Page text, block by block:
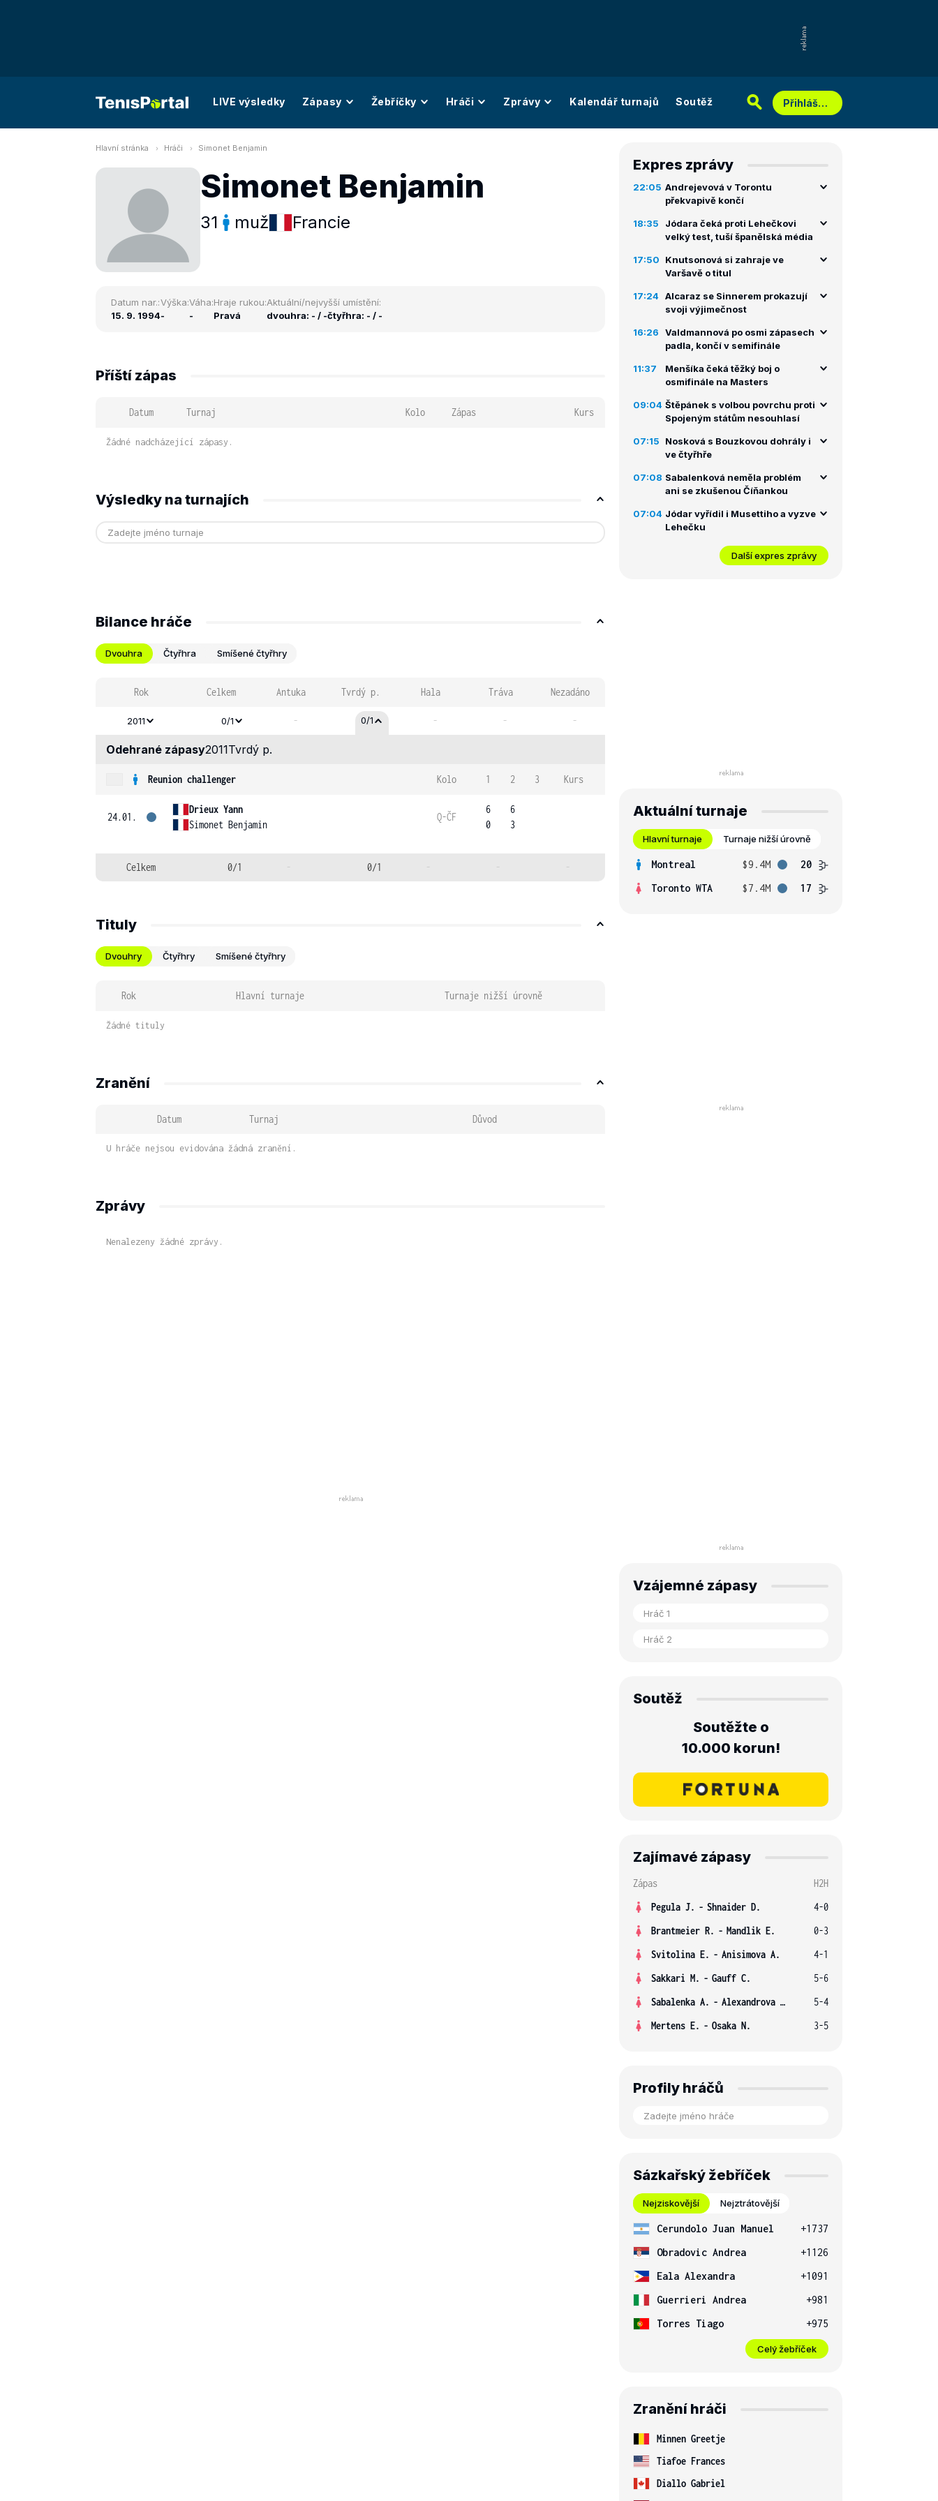
LIVE výsledky Zápasy Žebříčky Hráči Zprávy Kalendář turnajů Soutěž Přihlášení
Hlavní stránka Hráči Simonet Benjamin
Simonet Benjamin
31 muž Francie
Datum nar.:
15. 9. 1994
Výška:
-
Váha:
-
Hraje rukou:
Pravá
Aktuální/nejvyšší umístění:
dvouhra: - / -čtyřhra: - / -
Příští zápas
Datum Turnaj Kolo Zápas Kurs
Žádné nadcházející zápasy.
Výsledky na turnajích
Bilance hráče
Dvouhra Čtyřhra Smíšené čtyřhry
Rok Celkem Antuka Tvrdý p. Hala Tráva Nezadáno
2011 0/1 - 0/1 - - -
Odehrané zápasy2011Tvrdý p.
Reunion challenger Kolo 1 2 3 Kurs
24.01.
Drieux Yann
Simonet Benjamin
Q-ČF
6
0
6
3
Celkem 0/1 - 0/1 - - -
Tituly
Dvouhry Čtyřhry Smíšené čtyřhry
Rok Hlavní turnaje Turnaje nižší úrovně
Žádné tituly
Zranění
Datum Turnaj Důvod
U hráče nejsou evidována žádná zranění.
Zprávy
Nenalezeny žádné zprávy.
Expres zprávy
22:05 Andrejevová v Torontu
překvapivě končí
18:35
Jódara čeká proti Lehečkovi
velký test, tuší španělská média
17:50
Knutsonová si zahraje ve
Varšavě o titul
17:24 Alcaraz se Sinnerem prokazují
svoji výjimečnost
16:26
Valdmannová po osmi zápasech
padla, končí v semifinále
11:37
Menšíka čeká těžký boj o
osmifinále na Masters
09:04 Štěpánek s volbou povrchu proti
Spojeným státům nesouhlasí
07:15
Nosková s Bouzkovou dohrály i
ve čtyřhře
07:08 Sabalenková neměla problém
ani se zkušenou Číňankou
07:04 Jódar vyřídil i Musettiho a vyzve
Lehečku
Další expres zprávy
Aktuální turnaje
Hlavní turnaje Turnaje nižší úrovně
Montreal $9.4M
20
Toronto WTA
$7.4M 17
Vzájemné zápasy
Soutěž
Soutěžte o
10.000 korun!
Zajímavé zápasy
Zápas
H2H
Pegula J. - Shnaider D.
4-0
Brantmeier R. - Mandlik E.
0-3
Svitolina E. - Anisimova A.
4-1
Sakkari M. - Gauff C.
5-6
Sabalenka A. - Alexandrova E.
5-4
Mertens E. - Osaka N. 3-5
Profily hráčů
Sázkařský žebříček
Nejziskovější Nejztrátovější
Cerundolo Juan Manuel
+1737
Obradovic Andrea
+1126
Eala Alexandra
+1091
Guerrieri Andrea
+981
Torres Tiago
+975
Celý žebříček
Zranění hráči
Minnen Greetje
Tiafoe Frances
Diallo Gabriel